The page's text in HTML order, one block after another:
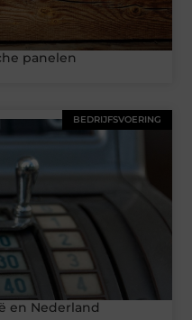
panelen
BEDRIJFSVOERING
en Nederland